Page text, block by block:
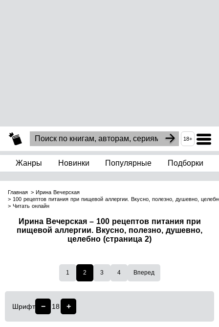
18+
Жанры Новинки Популярные Подборки
Главная
Ирина Вечерская
100 рецептов питания при пищевой аллергии. Вкусно, полезно, душевно,
Читать онлайн
Ирина Вечерская – 100 рецептов питания при
пищевой аллергии. Вкусно, полезно, душевно,
целебно (страница 2)
1 2 3 4 Вперед
Шрифт − 18 +